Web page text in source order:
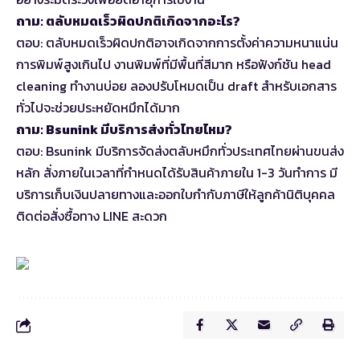
ถาม: ตลับหมดเร็วผิดปกติเกิดจากอะไร?
ตอบ: ตลับหมดเร็วผิดปกติอาจเกิดจากการตั้งค่าความหนาแน่น
การพิมพ์สูงเกินไป งานพิมพ์ที่มีพื้นที่สีมาก หรือฟังก์ชัน head
cleaning ทำงานบ่อย ลองปรับโหมดเป็น draft สำหรับเอกสาร
ทั่วไปจะช่วยประหยัดหมึกได้มาก
ถาม: Bsunink มีบริการส่งทั่วไทยไหม?
ตอบ: Bsunink มีบริการจัดส่งตลับหมึกทั่วประเทศไทยผ่านขนส่ง
หลัก สั่งภายในเวลาที่กำหนดได้รับสินค้าภายใน 1-3 วันทำการ มี
บริการเก็บเงินปลายทางและออกใบกำกับภาษีให้ลูกค้านิติบุคคล
ติดต่อสั่งซื้อทาง LINE สะดวก